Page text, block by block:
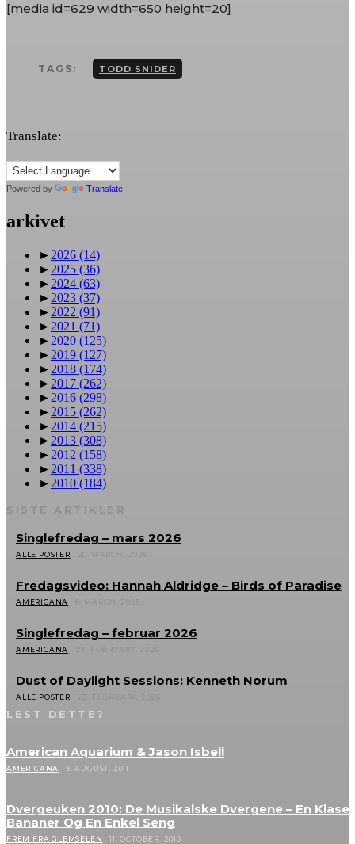
[media id=629 width=650 height=20]
TAGS: TODD SNIDER
Translate:
Powered by Translate
arkivet
► 2026 (14)
► 2025 (36)
► 2024 (63)
► 2023 (37)
► 2022 (91)
► 2021 (71)
► 2020 (125)
► 2019 (127)
► 2018 (174)
► 2017 (262)
► 2016 (298)
► 2015 (262)
► 2014 (215)
► 2013 (308)
► 2012 (158)
► 2011 (338)
► 2010 (184)
SISTE ARTIKLER
Singlefredag – mars 2026
ALLE POSTER
Fredagsvideo: Hannah Aldridge – Birds of Paradise
AMERICANA
Singlefredag – februar 2026
AMERICANA
Dust of Daylight Sessions: Kenneth Norum
ALLE POSTER
LEST DETTE?
American Aquarium & Jason Isbell
AMERICANA 3. AUGUST, 2011
Dvergeuken 2010: De Musikalske Dvergene – En Klase
Bananer Og En Enkel Seng
FREM FRA GLEMSELEN 11. OCTOBER, 2010